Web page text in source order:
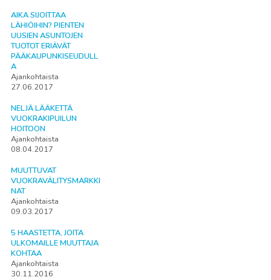
AIKA SIJOITTAA
LÄHIÖIHIN? PIENTEN
UUSIEN ASUNTOJEN
TUOTOT ERIÄVÄT
PÄÄKAUPUNKISEUDULL
A
Ajankohtaista
27.06.2017
NELJÄ LÄÄKETTÄ
VUOKRAKIPUILUN
HOITOON
Ajankohtaista
08.04.2017
MUUTTUVAT
VUOKRAVÄLITYSMARKKI
NAT
Ajankohtaista
09.03.2017
5 HAASTETTA, JOITA
ULKOMAILLE MUUTTAJA
KOHTAA
Ajankohtaista
30.11.2016